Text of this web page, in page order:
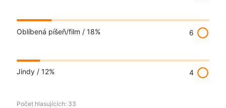
Oblíbená píšeň/film / 18% 6 radio_button_unchecked
Jindy / 12% 4 radio_button_unchecked
Počet hlasujících: 33